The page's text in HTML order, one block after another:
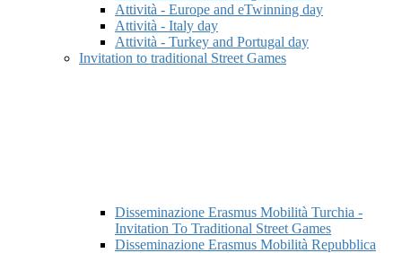
Attività - Europe and eTwinning day
Attività - Italy day
Attività - Turkey and Portugal day
Invitation to traditional Street Games
Disseminazione Erasmus Mobilità Turchia -
Invitation To Traditional Street Games
Disseminazione Erasmus Mobilità Repubblica